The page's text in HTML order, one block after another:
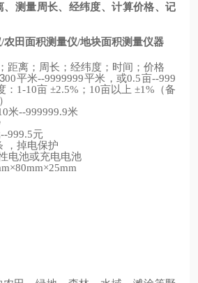
、测量周长、经纬度、计算价格、记
/农田面积测量仪/地块面积测量仪器
距离；周长；经纬度；时间；价格
00平米--9999999平米，或0.5亩--999
： 1-10亩 ±2.5% ； 10亩以上 ±1% （备
米--999999.9米
--999.5元
，掉电保护
电池或充电电池